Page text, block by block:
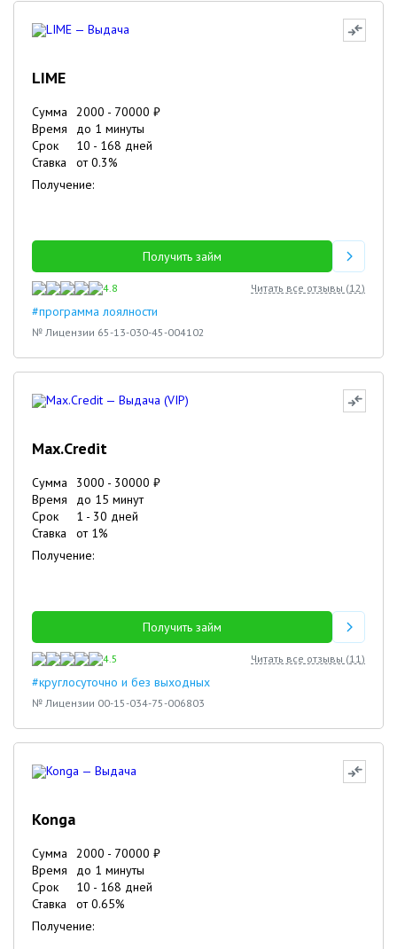
LIME
Сумма 2000 - 70000 ₽
Время
до 1 минуты
Срок
10 - 168 дней
Ставка
от0.3%
Получение:
Получить займ
4.8 Читать все отзывы (12)
#программа лоялности
№ Лицензии 65-13-030-45-004102
Max.Credit
Сумма 3000 - 30000 ₽
Время
до 15 минут
Срок
1 - 30 дней
Ставка
от 1%
Получение:
Получить займ
4.5 Читать все отзывы (11)
#круглосуточно и без выходных
№ Лицензии 00-15-034-75-006803
Konga
Сумма 2000 - 70000 ₽
Время
до 1 минуты
Срок
10 - 168 дней
Ставка
от0.65%
Получение: